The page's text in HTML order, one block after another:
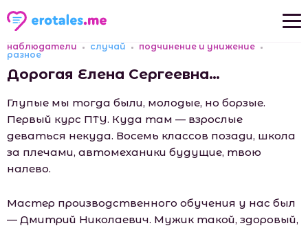
Новые рассказы
Популярные рассказы
наблюдатели случай
подчинение и унижение
разное
Дорогая Елена Сергеевна…
Глупые мы тогда были, молодые, но борзые.
Первый курс ПТУ. Куда там — взрослые
деваться некуда. Восемь классов позади, шкoла
за плечами, автомеханики будущие, твою
налево.
Мастер производственного обучения у нас был
— Дмитрий Николаевич. Мужик такой, здоровый,